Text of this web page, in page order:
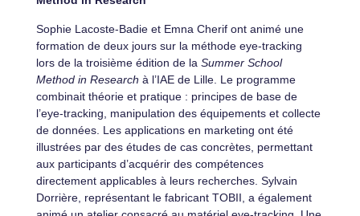
Sophie Lacoste-Badie et Emna Cherif ont animé une
formation de deux jours sur la méthode eye-tracking
lors de la troisième édition de laSummer School
Method in Research à l’IAE de Lille. Le programme
combinait théorie et pratique : principes de base de
l’eye-tracking, manipulation des équipements et collecte
de données. Les applications en marketing ont été
illustrées par des études de cas concrètes, permettant
aux participants d’acquérir des compétences
directement applicables à leurs recherches. Sylvain
Dorrière, représentant le fabricant TOBII, a également